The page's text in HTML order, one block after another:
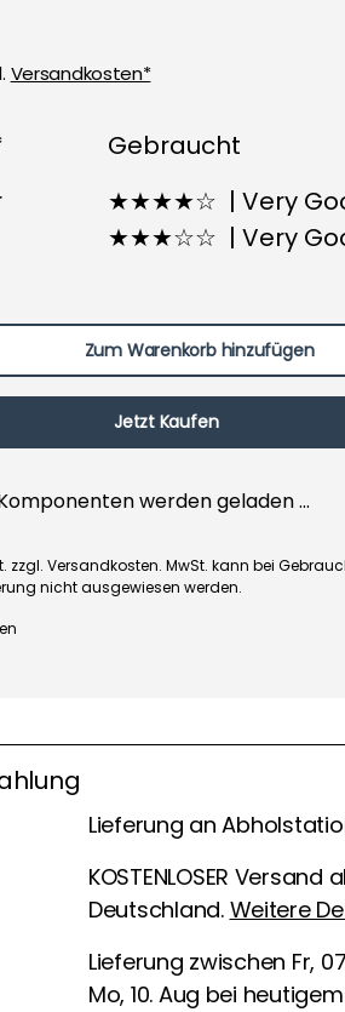
Versandkosten*
Gebraucht
★★★★☆ | Very
★★★☆☆ | Very
Zum Warenkorb hinzufügen
Jetzt Kaufen
werden geladen ...
zzgl. Versandkosten. MwSt. kann bei
nicht ausgewiesen werden.
Lieferung an
KOSTENLOSER Versand
Deutschland. Weitere
Lieferung zwischen Fr,
Mo, 10. Aug bei